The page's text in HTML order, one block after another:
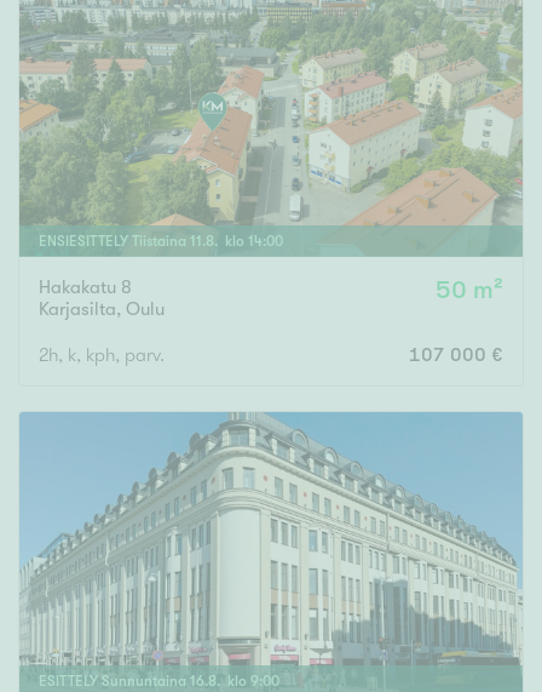
ENSIESITTELY Tiistaina 11.8. klo 14:00
Hakakatu 8
Karjasilta, Oulu
50 m²
2h, k, kph, parv. 107 000 €
ESITTELY Sunnuntaina 16.8. klo 9:00